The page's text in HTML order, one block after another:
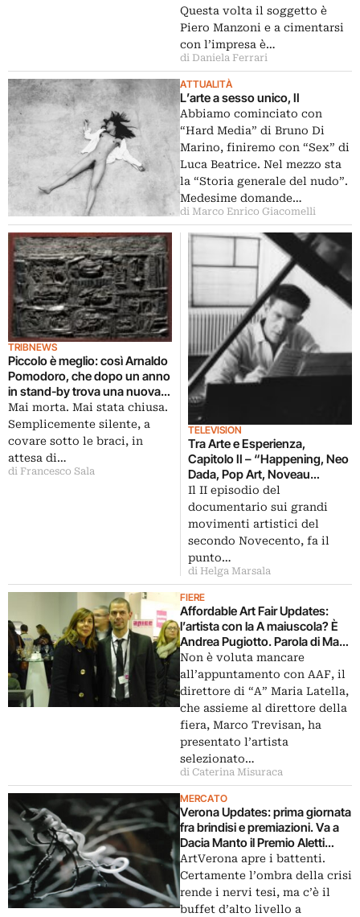
Questa volta il soggetto è
Piero Manzoni e a cimentarsi
con l’impresa è…
di Daniela Ferrari
ATTUALITÀ
L’arte a sesso unico, II
Abbiamo cominciato con
“Hard Media” di Bruno Di
Marino, finiremo con “Sex” di
Luca Beatrice. Nel mezzo sta
la “Storia generale del nudo”.
Medesime domande…
di Marco Enrico Giacomelli
TRIBNEWS
Piccolo è meglio: così Arnaldo
Pomodoro, che dopo un anno
in stand-by trova una nuova
casa alla sua Fondazione.
Niente più via Solari, ma uno
spazio più intimo (e gestibile)
in zona Navigli.
L’inaugurazione ad aprile
Mai morta. Mai stata chiusa.
Semplicemente silente, a
covare sotto le braci, in
attesa di…
di Francesco Sala
TELEVISION
Tra Arte e Esperienza,
Capitolo II – “Happening, Neo
Dada, Pop Art, Noveau
Realisme”
Il II episodio del
documentario sui grandi
movimenti artistici del
secondo Novecento, fa il
punto…
di Helga Marsala
FIERE
Affordable Art Fair Updates:
l’artista con la A maiuscola? È
Andrea Pugiotto. Parola di Maria
Latella
Non è voluta mancare
all’appuntamento con AAF, il
direttore di “A” Maria Latella,
che assieme al direttore della
fiera, Marco Trevisan, ha
presentato l’artista
selezionato…
di Caterina Misuraca
MERCATO
Verona Updates: prima giornata
fra brindisi e premiazioni. Va a
Dacia Manto il Premio Aletti
ArtVerona
ArtVerona apre i battenti.
Certamente l’ombra della crisi
rende i nervi tesi, ma c’è il
buffet d’alto livello a